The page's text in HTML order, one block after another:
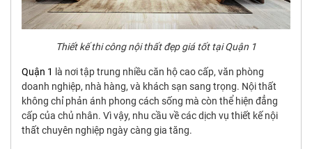
Thiết kế thi công nội thất đẹp giá tốt tại Quận 1
Quận 1 là nơi tập trung nhiều căn hộ cao cấp, văn phòng
doanh nghiệp, nhà hàng, và khách sạn sang trọng. Nội thất
không chỉ phản ánh phong cách sống mà còn thể hiện đẳng
cấp của chủ nhân. Vì vậy, nhu cầu về các dịch vụ thiết kế nội
thất chuyên nghiệp ngày càng gia tăng.